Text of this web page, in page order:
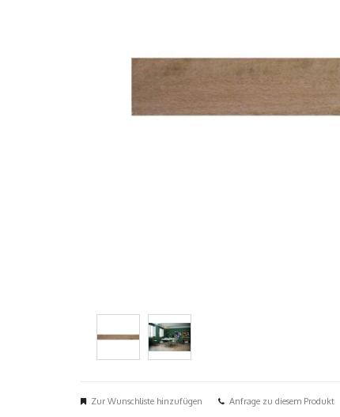
Zur Wunschliste hinzufügen Anfrage zu diesem Produkt